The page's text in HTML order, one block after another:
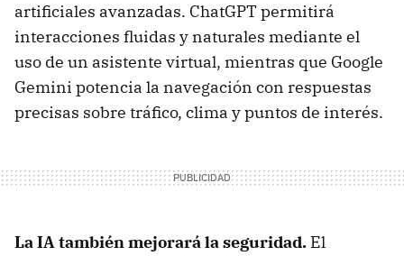
artificiales avanzadas. ChatGPT permitirá
interacciones fluidas y naturales mediante el
uso de un asistente virtual, mientras que Google
Gemini potencia la navegación con respuestas
precisas sobre tráfico, clima y puntos de interés.
La IA también mejorará la seguridad. El